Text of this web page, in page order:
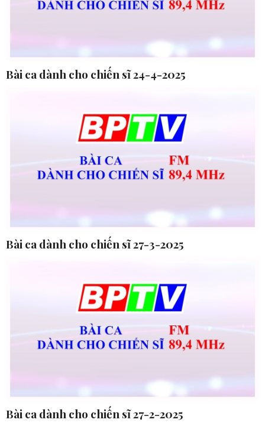
Bài ca dành cho chiến sĩ 24-4-2025
Bài ca dành cho chiến sĩ 27-3-2025
Bài ca dành cho chiến sĩ 27-2-2025